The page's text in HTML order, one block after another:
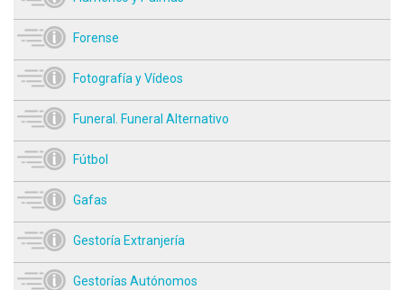
Forense
Fotografía y Vídeos
Funeral. Funeral Alternativo
Fútbol
Gafas
Gestoría Extranjería
Gestorías Autónomos